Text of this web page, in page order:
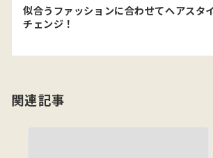
ゲ
ー
シ
ン
似合うファッションに合わせてヘアスタ
チェンジ！
関連記事